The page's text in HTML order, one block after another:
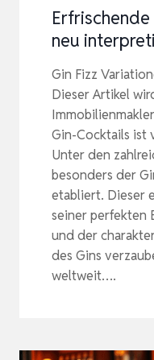
neu
Gin Fizz
Dieser Artikel
Gin-Cocktails ist
Unter den
besonders der
etabliert. Dieser
seiner perfekten
und der
des Gins
weltweit….